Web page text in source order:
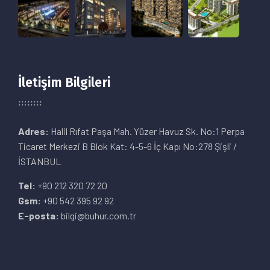
İletişim Bilgileri
Adres: Halil Rıfat Paşa Mah. Yüzer Havuz Sk. No:1 Perpa
Ticaret Merkezi B Blok Kat: 4-5-6 İç Kapı No:278 Şişli /
İSTANBUL
Tel: +90 212 320 72 20
Gsm: +90 542 395 92 92
E-posta: bilgi@buhur.com.tr